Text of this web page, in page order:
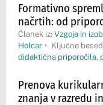
Formativno
načrtih: od
Članek iz: Vzgoja in
Holcar • Ključne
didaktična priporočila,
Prenova
znanja v razredu